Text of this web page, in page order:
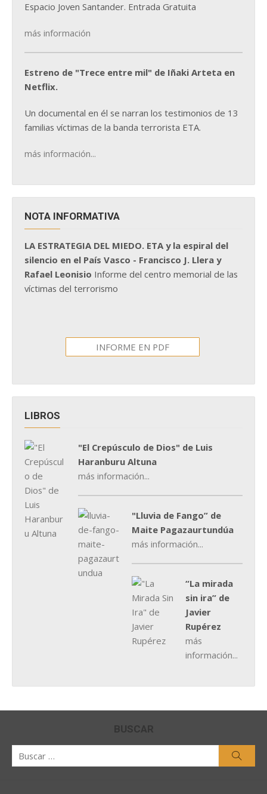
Espacio Joven Santander. Entrada Gratuita
más información
Estreno de "Trece entre mil" de Iñaki Arteta en
Netflix.
Un documental en él se narran los testimonios de 13
familias víctimas de la banda terrorista ETA.
más información...
NOTA INFORMATIVA
LA ESTRATEGIA DEL MIEDO. ETA y la espiral del
silencio en el País Vasco - Francisco J. Llera y
Rafael Leonisio Informe del centro memorial de las
víctimas del terrorismo
INFORME EN PDF
LIBROS
"El Crepúsculo de Dios" de Luis
Haranburu Altuna
más información...
"Lluvia de Fango” de
Maite Pagazaurtundúa
más información...
“La mirada
sin ira” de
Javier
Rupérez
más
información...
BUSCAR